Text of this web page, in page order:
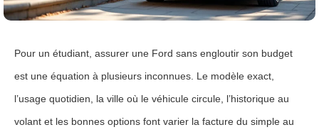
Pour un étudiant, assurer une Ford sans engloutir son budget
est une équation à plusieurs inconnues. Le modèle exact,
l’usage quotidien, la ville où le véhicule circule, l’historique au
volant et les bonnes options font varier la facture du simple au